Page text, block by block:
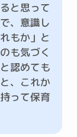
と思って
、意識し
もか」と
も気づく
認めても
、これか
って保育